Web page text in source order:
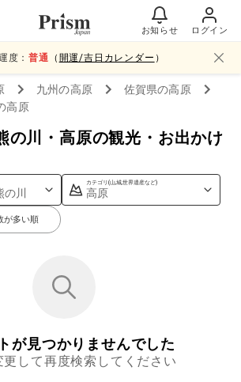
お知らせ ログイン
度：普通 （ 開運/吉日カレンダー ）
九州の高原 佐賀県の高原
高原
の川・高原の観光・お出かけ
川
カテゴリ(山,城,世界遺産など)
高原
が多い順
が見つかりませんでした
更して再度検索してください